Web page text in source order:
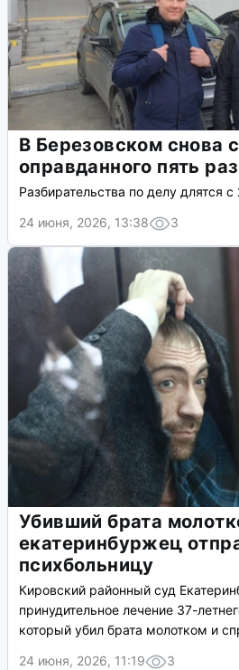
В Березовском снова
оправданного пять
Разбирательства по делу длятся с
24 июня, 2026, 13:38
3
Убивший брата
екатеринбуржец
психбольницу
Кировский районный суд
принудительное лечение 37-
который убил брата молотком и
24 июня, 2026, 11:19
3